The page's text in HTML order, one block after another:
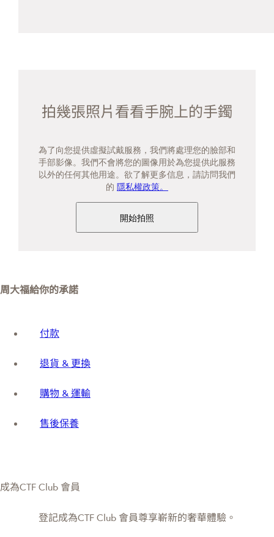
拍幾張照片看看手腕上的手鐲
為了向您提供虛擬試戴服務，我們將處理您的臉部和
手部影像。我們不會將您的圖像用於為您提供此服務
以外的任何其他用途。欲了解更多信息，請訪問我們
的 隱私權政策。
開始拍照
周大福給你的承諾
付款
退貨 & 更換
購物 & 運輸
售後保養
成為CTF Club 會員
登記成為CTF Club 會員尊享嶄新的奢華體驗。